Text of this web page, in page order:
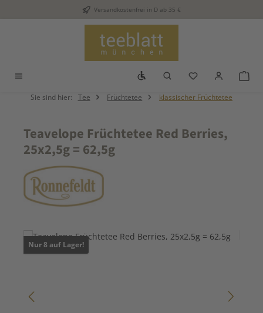
Zum Hauptinhalt springenVersandkostenfrei in D ab 35 €
Werkzeugleiste anzeigen
Du hast 0
Sie sind hier: Tee Früchtetee klassischer Früchtetee
Teavelope Früchtetee Red Berries,
25x2,5g = 62,5g
Bildergalerie überspringen
Nur 8 auf Lager!